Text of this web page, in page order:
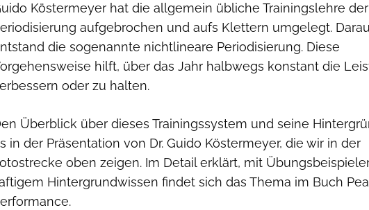
Köstermeyer hat die allgemein übliche Trainingslehre
aufgebrochen und aufs Klettern umgelegt.
die sogenannte nichtlineare Periodisierung. Diese
hilft, über das Jahr halbwegs konstant die
oder zu halten.
Überblick über dieses Trainingssystem und seine
in der Präsentation von Dr. Guido Köstermeyer, die wir in der
oben zeigen. Im Detail erklärt, mit
Hintergrundwissen findet sich das Thema im Buch